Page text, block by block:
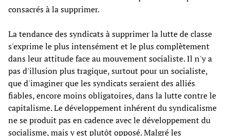
consacrés à la supprimer.
La tendance des syndicats à supprimer la lutte de classe
s'exprime le plus intensément et le plus complètement
dans leur attitude face au mouvement socialiste. Il n'y a
pas d'illusion plus tragique, surtout pour un socialiste,
que d'imaginer que les syndicats seraient des alliés
fiables, encore moins obligatoires, dans la lutte contre le
capitalisme. Le développement inhérent du syndicalisme
ne se produit pas en cadence avec le développement du
socialisme, mais y est plutôt opposé. Malgré les